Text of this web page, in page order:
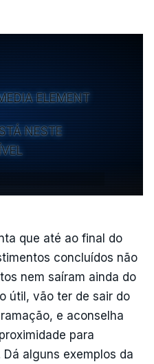
ELEMENT
NESTE
que até ao final do
concluídos não
nem saíram ainda do
útil, vão ter de sair do
e aconselha
para
alguns exemplos da